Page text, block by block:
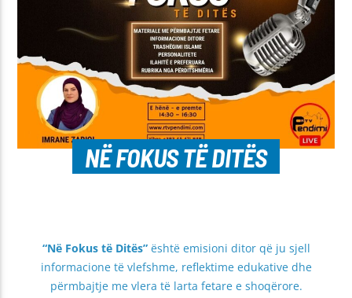
NË FOKUS TË DITËS
“Në Fokus të Ditës”është emisioni ditor që ju sjell
informacione të vlefshme, reflektime edukative dhe
përmbajtje me vlera të larta fetare e shoqërore.